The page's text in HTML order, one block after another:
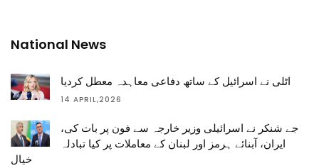
National News
اٹلی نے اسرائیل کے ساتھ دفاعی معاہدہ معطل کردیا
14 APRIL,2026
جے شنکر نے اسرائیلی وزیر خارجہ سے فون پر بات کی،
ایران، آبنائے ہرمز اور لبنان کے معاملات پر کیا تبادلہ
خیال